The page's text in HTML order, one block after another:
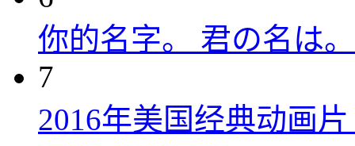
你的名字。 君の名は
7
2016年美国经典动画